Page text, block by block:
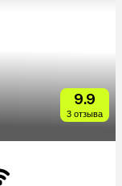
9.9
3 отзыва